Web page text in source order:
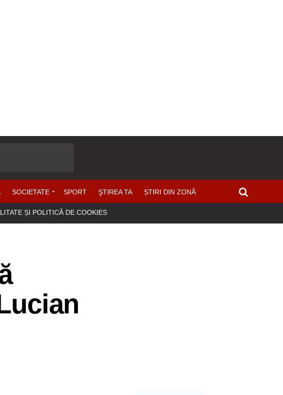
SOCIETATE SPORT ŞTIREA TA ȘTIRI DIN ZONĂ
ȘI POLITICĂ DE COOKIES